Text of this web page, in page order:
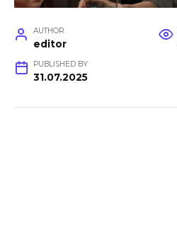
AUTHOR
editor
PUBLISHED BY
31.07.2025